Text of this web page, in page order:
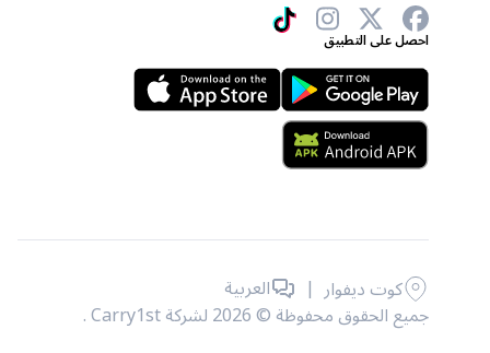
احصل على التطبيق
جميع الحقوق محفوظة © 2026 لشركة Carry1st .
كوت ديفوار | العربية